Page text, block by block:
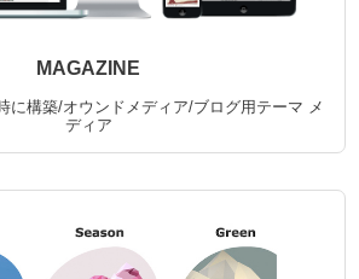
MAGAZINE
に構築/オウンドメディア/ブログ用テーマ メ
ディア